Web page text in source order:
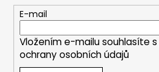
E-mail
Vložením e-mailu souhlasíte s
ochrany osobních údajů